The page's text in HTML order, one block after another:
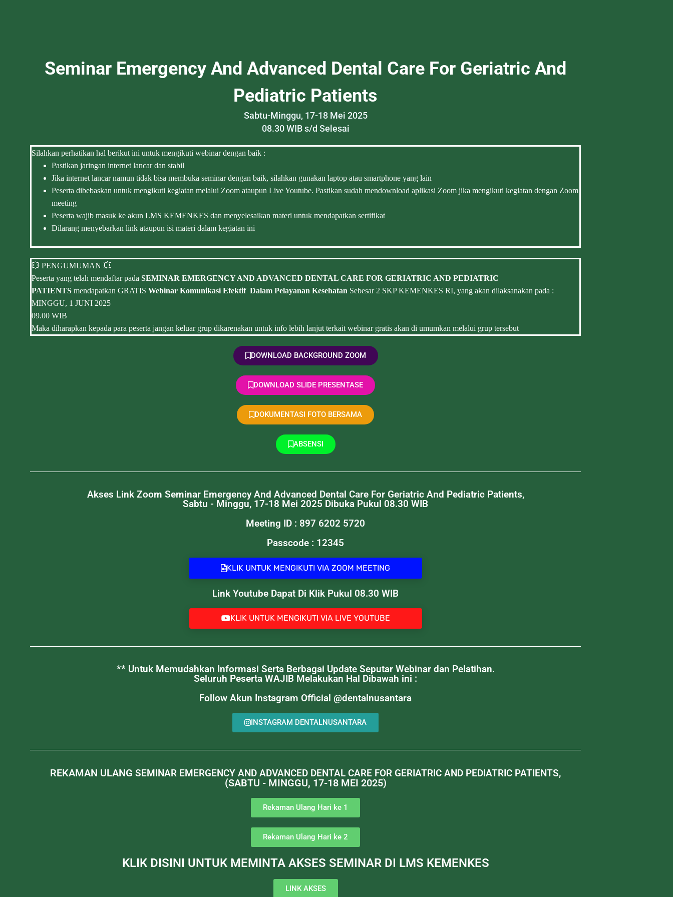
Seminar Emergency And Advanced Dental Care For Geriatric And
Pediatric Patients
Sabtu-Minggu, 17-18 Mei 2025
08.30 WIB s/d Selesai
Silahkan perhatikan hal berikut ini untuk mengikuti webinar dengan baik :
Pastikan jaringan internet lancar dan stabil
Jika internet lancar namun tidak bisa membuka seminar dengan baik, silahkan gunakan laptop atau smartphone yang lain
Peserta dibebaskan untuk mengikuti kegiatan melalui Zoom ataupun Live Youtube. Pastikan sudah mendownload aplikasi Zoom jika mengikuti kegiatan dengan Zoom
meeting
Peserta wajib masuk ke akun LMS KEMENKES dan menyelesaikan materi untuk mendapatkan sertifikat
Dilarang menyebarkan link ataupun isi materi dalam kegiatan ini
💥 PENGUMUMAN 💥
Peserta yang telah mendaftar pada SEMINAR EMERGENCY AND ADVANCED DENTAL CARE FOR GERIATRIC AND PEDIATRIC
PATIENTS mendapatkan GRATIS Webinar Komunikasi Efektif Dalam Pelayanan Kesehatan Sebesar 2 SKP KEMENKES RI, yang akan dilaksanakan pada :
MINGGU, 1 JUNI 2025
09.00 WIB
Maka diharapkan kepada para peserta jangan keluar grup dikarenakan untuk info lebih lanjut terkait webinar gratis akan di umumkan melalui grup tersebut
DOWNLOAD BACKGROUND ZOOM
DOWNLOAD SLIDE PRESENTASE
DOKUMENTASI FOTO BERSAMA
ABSENSI
Akses Link Zoom Seminar Emergency And Advanced Dental Care For Geriatric And Pediatric Patients,
Sabtu - Minggu, 17-18 Mei 2025 Dibuka Pukul 08.30 WIB
Meeting ID : 897 6202 5720
Passcode : 12345
KLIK UNTUK MENGIKUTI VIA ZOOM MEETING
Link Youtube Dapat Di Klik Pukul 08.30 WIB
KLIK UNTUK MENGIKUTI VIA LIVE YOUTUBE
** Untuk Memudahkan Informasi Serta Berbagai Update Seputar Webinar dan Pelatihan.
Seluruh Peserta WAJIB Melakukan Hal Dibawah ini :
Follow Akun Instagram Official @dentalnusantara
INSTAGRAM DENTALNUSANTARA
REKAMAN ULANG SEMINAR EMERGENCY AND ADVANCED DENTAL CARE FOR GERIATRIC AND PEDIATRIC PATIENTS,
(SABTU - MINGGU, 17-18 MEI 2025)
Rekaman Ulang Hari ke 1
Rekaman Ulang Hari ke 2
KLIK DISINI UNTUK MEMINTA AKSES SEMINAR DI LMS KEMENKES
LINK AKSES